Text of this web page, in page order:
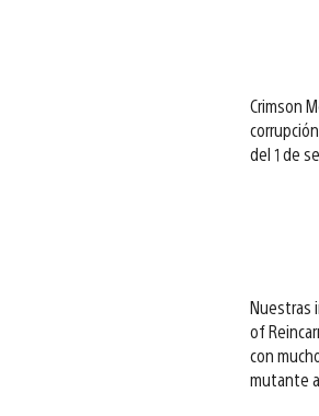
Crimson
del 1 de
Nuestras
of
con
mutante